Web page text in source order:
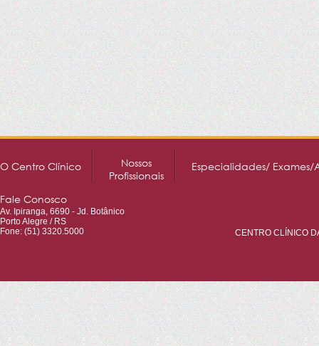
O Centro Clínico
Nossos
Profissionais
Especialidades/ Exames/
Fale Conosco
Av. Ipiranga, 6690 - Jd. Botânico
Porto Alegre / RS
Fone: (51) 3320.5000
CENTRO CLÍNICO